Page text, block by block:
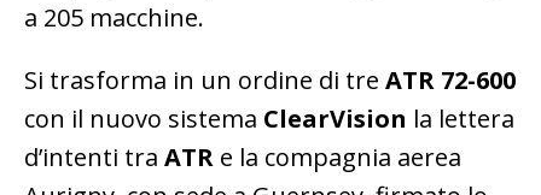
a 205 macchine.
Si trasforma in un ordine di tre ATR 72-600
con il nuovo sistema ClearVision la lettera
d’intenti tra ATR e la compagnia aerea